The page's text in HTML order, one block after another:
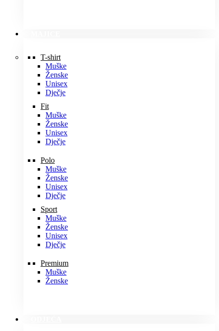
T-shirt
Muške
Ženske
Unisex
Dječje
Fit
Muške
Ženske
Unisex
Dječje
Polo
Muške
Ženske
Unisex
Dječje
Sport
Muške
Ženske
Unisex
Dječje
Premium
Muške
Ženske